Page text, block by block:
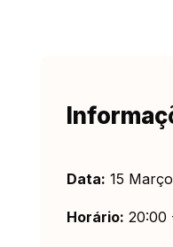
Data: 15
Horário: 20:00